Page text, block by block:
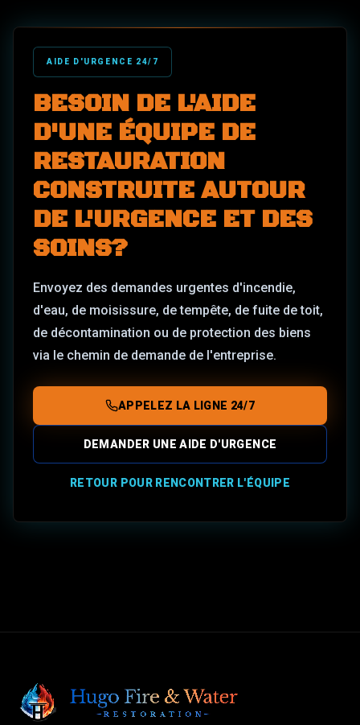
AIDE D'URGENCE 24/7
BESOIN DE L'AIDE
D'UNE ÉQUIPE DE
RESTAURATION
CONSTRUITE AUTOUR
DE L'URGENCE ET DES
SOINS?
Envoyez des demandes urgentes d'incendie,
d'eau, de moisissure, de tempête, de fuite de toit,
de décontamination ou de protection des biens
via le chemin de demande de l'entreprise.
APPELEZ LA LIGNE 24/7
DEMANDER UNE AIDE D'URGENCE
RETOUR POUR RENCONTRER L'ÉQUIPE